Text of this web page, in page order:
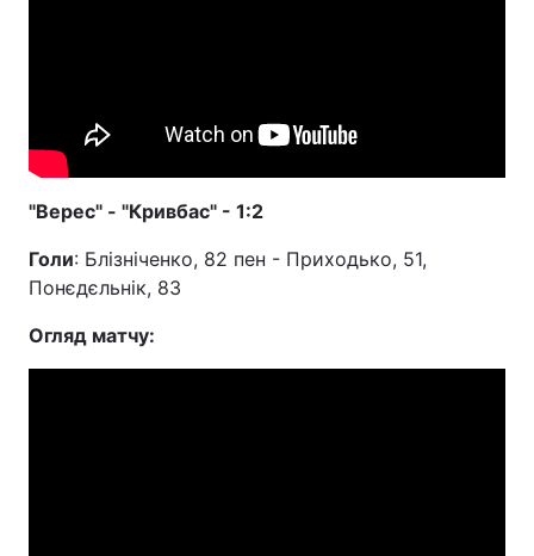
"Верес" - "Кривбас" - 1:2
Голи: Блізніченко, 82 пен - Приходько, 51,
Понєдєльнік, 83
Огляд матчу: